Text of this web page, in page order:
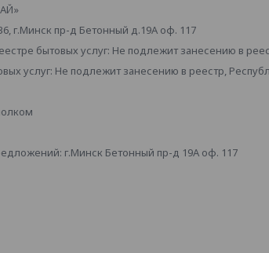
г.Минск пр-д Бетонный д.19А оф. 117
бытовых услуг: Не подлежит занесению в
услуг: Не подлежит занесению в реестр,
г.Минск Бетонный пр-д 19А оф. 117